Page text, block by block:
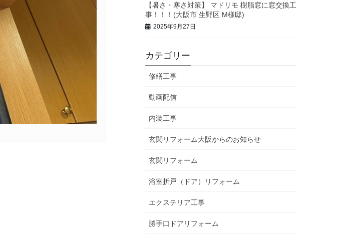
【暑さ・寒さ対策】 マドリモ 樹脂窓に窓交換工
事！！！(大阪市 生野区 M様邸)
2025年9月27日
カテゴリー
修繕工事
動画配信
内装工事
玄関リフォーム大阪からのお知らせ
玄関リフォーム
浴室折戸（ドア）リフォーム
エクステリア工事
勝手口ドアリフォーム